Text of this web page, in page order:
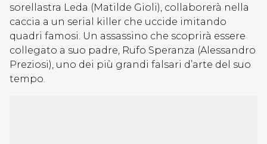
sorellastra Leda (Matilde Gioli), collaborerà nella
caccia a un serial killer che uccide imitando
quadri famosi. Un assassino che scoprirà essere
collegato a suo padre, Rufo Speranza (Alessandro
Preziosi), uno dei più grandi falsari d’arte del suo
tempo.